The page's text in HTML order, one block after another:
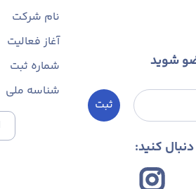
شوید
ثبت
کنید:
نام شرکت
آغاز فعالیت
شماره ثبت
شناسه ملی